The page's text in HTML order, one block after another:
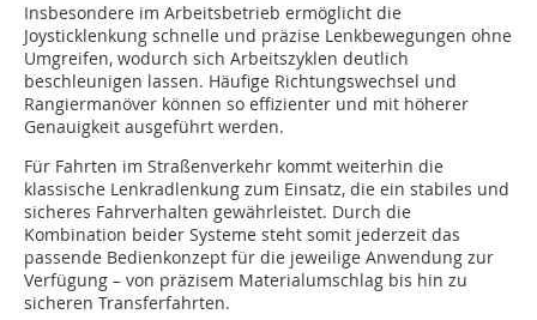
Insbesondere im Arbeitsbetrieb ermöglicht die
Joysticklenkung schnelle und präzise Lenkbewegungen ohne
Umgreifen, wodurch sich Arbeitszyklen deutlich
beschleunigen lassen. Häufige Richtungswechsel und
Rangiermanöver können so effizienter und mit höherer
Genauigkeit ausgeführt werden.
Für Fahrten im Straßenverkehr kommt weiterhin die
klassische Lenkradlenkung zum Einsatz, die ein stabiles und
sicheres Fahrverhalten gewährleistet. Durch die
Kombination beider Systeme steht somit jederzeit das
passende Bedienkonzept für die jeweilige Anwendung zur
Verfügung – von präzisem Materialumschlag bis hin zu
sicheren Transferfahrten.